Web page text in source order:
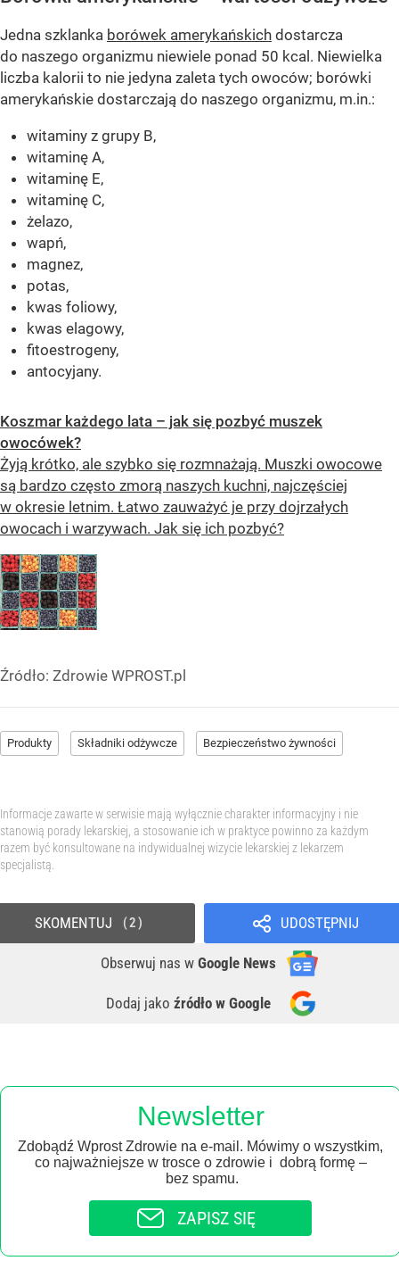
Jedna szklanka borówek amerykańskich dostarcza
do naszego organizmu niewiele ponad 50 kcal. Niewielka
liczba kalorii to nie jedyna zaleta tych owoców; borówki
amerykańskie dostarczają do naszego organizmu, m.in.:
witaminy z grupy B,
witaminę A,
witaminę E,
witaminę C,
żelazo,
wapń,
magnez,
potas,
kwas foliowy,
kwas elagowy,
fitoestrogeny,
antocyjany.
Koszmar każdego lata – jak się pozbyć muszek
owocówek?
Żyją krótko, ale szybko się rozmnażają. Muszki owocowe
są bardzo często zmorą naszych kuchni, najczęściej
w okresie letnim. Łatwo zauważyć je przy dojrzałych
owocach i warzywach. Jak się ich pozbyć?
Źródło: Zdrowie WPROST.pl
Produkty Składniki odżywcze Bezpieczeństwo żywności
Informacje zawarte w serwisie mają wyłącznie charakter informacyjny i nie
stanowią porady lekarskiej, a stosowanie ich w praktyce powinno za każdym
razem być konsultowane na indywidualnej wizycie lekarskiej z lekarzem
specjalistą.
UDOSTĘPNIJ
Obserwuj nas w Google News
Dodaj jako źródło w Google
SKOMENTUJ 2
Newsletter
Zdobądź Wprost Zdrowie na e-mail. Mówimy o wszystkim,
co najważniejsze w trosce o zdrowie i dobrą formę –
bez spamu.
ZAPISZ SIĘ